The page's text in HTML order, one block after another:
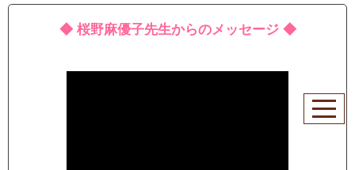
◆ 桜野麻優子先生からのメッセージ ◆